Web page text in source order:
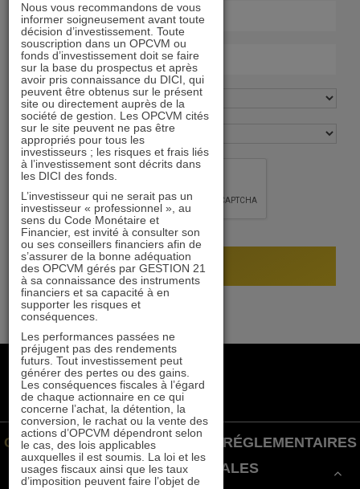
+33 1 84 79 90 24
gestion21@gestion21.fr
8 rue Volney, 75002 Paris
GESTION 21 ©INFORMATIONS RÉGLEMENTAIRES
|MENTIONS LÉGALES
Nous vous recommandons de vous
informer soigneusement avant toute
décision d’investissement. Toute
souscription dans un OPCVM ou
fonds d’investissement doit se faire
sur la base du prospectus et après
avoir pris connaissance du DICI, qui
peuvent être obtenus sur le présent
site ou directement auprès de la
société de gestion. Les OPCVM cités
sur le site peuvent ne pas être
appropriés pour tous les
investisseurs ; les risques et frais liés
à l’investissement sont décrits dans
les DICI des fonds.
L’investisseur qui ne serait pas un
investisseur « professionnel », au
sens du Code Monétaire et
Financier, est invité à consulter son
ou ses conseillers financiers afin de
s’assurer de la bonne adéquation
des OPCVM gérés par GESTION 21
à sa connaissance des instruments
financiers et sa capacité à en
supporter les risques et
conséquences.
Les performances passées ne
préjugent pas des rendements
futurs. Tout investissement peut
générer des pertes ou des gains.
Les conséquences fiscales à l’égard
de chaque actionnaire en ce qui
concerne l’achat, la détention, la
conversion, le rachat ou la vente des
actions d’OPCVM dépendront selon
le cas, des lois applicables
auxquelles il est soumis. La loi et les
usages fiscaux ainsi que les taux
d’imposition peuvent faire l’objet de